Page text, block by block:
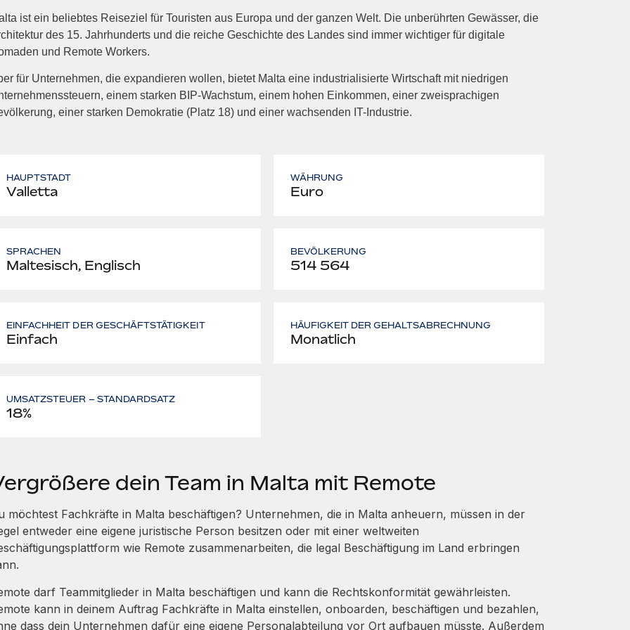
ist ein beliebtes Reiseziel für Touristen aus Europa und der ganzen Welt. Die unberührten Gewässer, die
des 15. Jahrhunderts und die reiche Geschichte des Landes sind immer wichtiger für digitale
und Remote Workers.
für Unternehmen, die expandieren wollen, bietet Malta eine industrialisierte Wirtschaft mit niedrigen
einem starken BIP-Wachstum, einem hohen Einkommen, einer zweisprachigen
einer starken Demokratie (Platz 18) und einer wachsenden IT-Industrie.
HAUPTSTADT
Valletta
WÄHRUNG
Euro
SPRACHEN
Maltesisch, Englisch
BEVÖLKERUNG
514 564
EINFACHHEIT DER GESCHÄFTSTÄTIGKEIT
Einfach
HÄUFIGKEIT DER GEHALTSABRECHNUNG
Monatlich
UMSATZSTEUER – STANDARDSATZ
18%
dein Team in Malta mit Remote
möchtest Fachkräfte in Malta beschäftigen? Unternehmen, die in Malta anheuern, müssen in der
entweder eine eigene juristische Person besitzen oder mit einer weltweiten
wie Remote zusammenarbeiten, die legal Beschäftigung im Land erbringen
darf Teammitglieder in Malta beschäftigen und kann die Rechtskonformität gewährleisten.
kann in deinem Auftrag Fachkräfte in Malta einstellen, onboarden, beschäftigen und bezahlen,
dass dein Unternehmen dafür eine eigene Personalabteilung vor Ort aufbauen müsste. Außerdem